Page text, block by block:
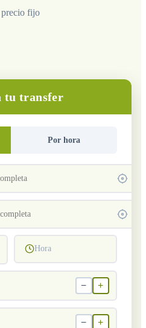
fijo
tu transfer
Por hora
Hora
− +
− +